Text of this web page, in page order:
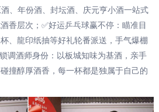
、年份酒、封坛酒、庆元亨小酒一站式
香层次；✅好运乒乓球赢不停：瞄准目
、龍印纸抽等好礼轮番派送，手气爆棚
调酒师身份：以板城知味为基酒，亲手
撞醇厚酒香，每一杯都是独属于自己的